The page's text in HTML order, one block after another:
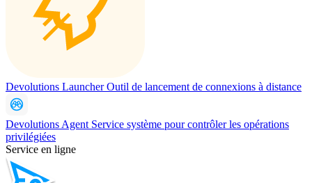
Devolutions LauncherOutil de lancement de connexions à distance
Devolutions Agent Service système pour contrôler les opérations
privilégiées
Service en ligne